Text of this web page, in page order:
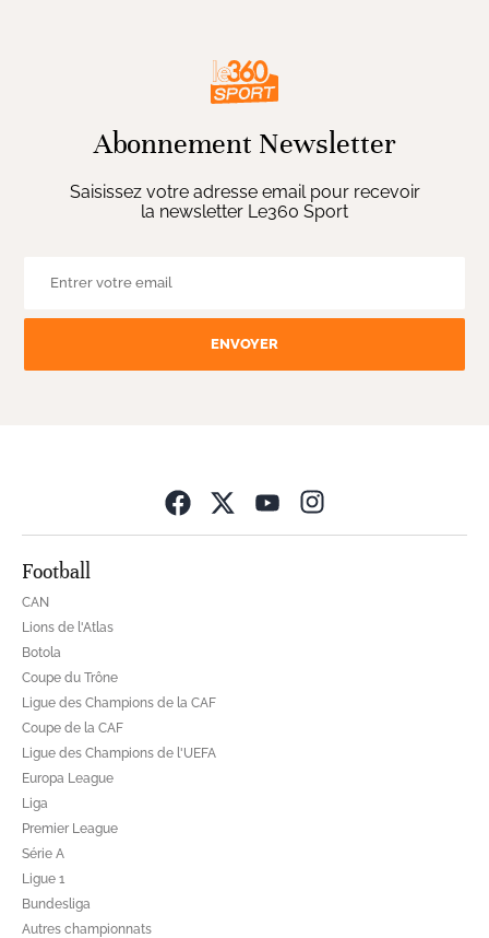
Abonnement Newsletter
Saisissez votre adresse email pour recevoir
la newsletter Le360 Sport
ENVOYER
Football
CAN
Lions de l'Atlas
Botola
Coupe du Trône
Ligue des Champions de la CAF
Coupe de la CAF
Ligue des Champions de l'UEFA
Europa League
Liga
Premier League
Série A
Ligue 1
Bundesliga
Autres championnats